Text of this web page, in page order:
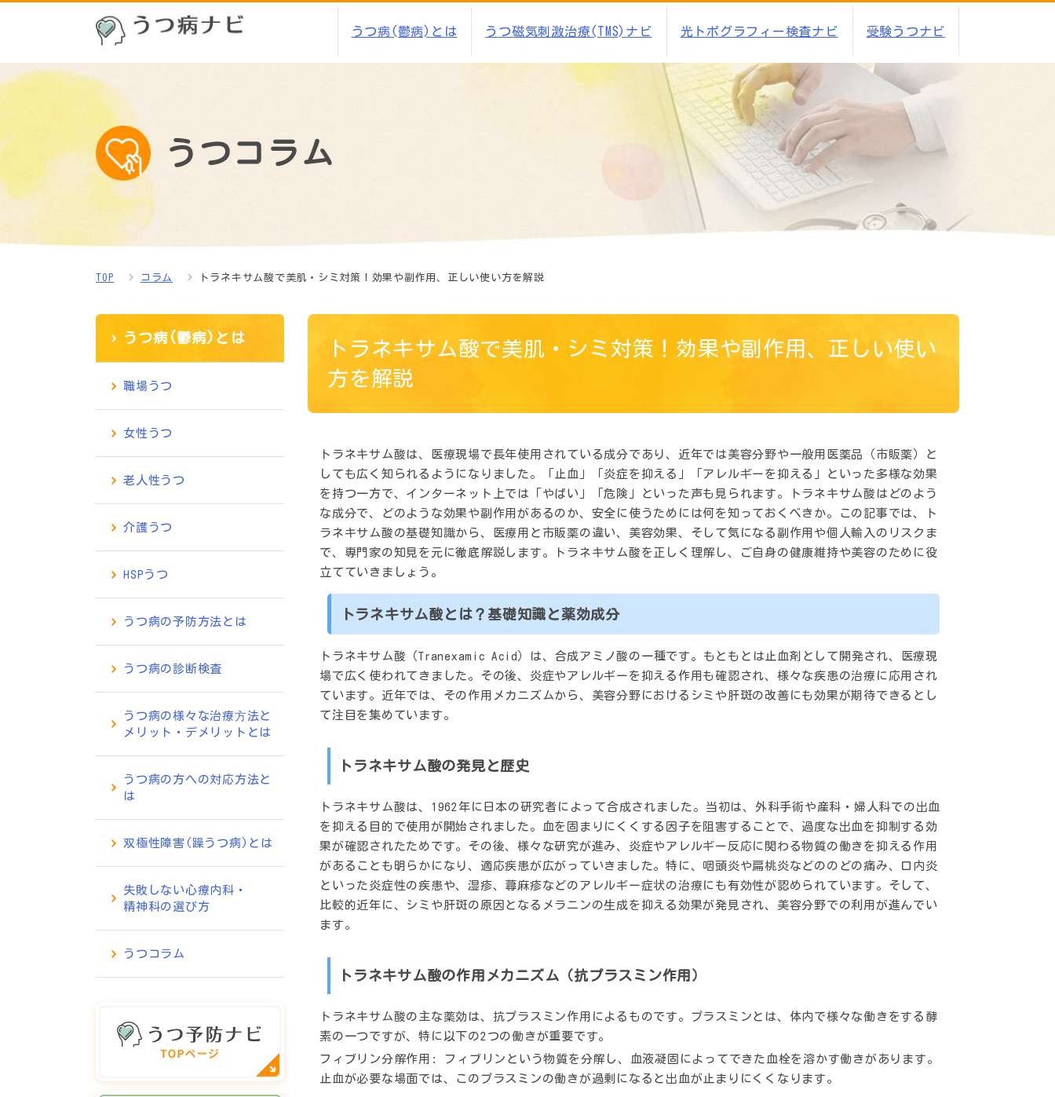
うつ病(鬱病)とは うつ磁気刺激治療(TMS)ナビ 光トポグラフィー検査ナビ 受験うつナビ
うつコラム
TOP コラム トラネキサム酸で美肌・シミ対策！効果や副作用、正しい使い方を解説
トラネキサム酸で美肌・シミ対策！効果や副作用、正しい使い
方を解説
トラネキサム酸は、医療現場で長年使用されている成分であり、近年では美容分野や一般用医薬品（市販薬）と
しても広く知られるようになりました。「止血」「炎症を抑える」「アレルギーを抑える」といった多様な効果
を持つ一方で、インターネット上では「やばい」「危険」といった声も見られます。トラネキサム酸はどのよう
な成分で、どのような効果や副作用があるのか、安全に使うためには何を知っておくべきか。この記事では、ト
ラネキサム酸の基礎知識から、医療用と市販薬の違い、美容効果、そして気になる副作用や個人輸入のリスクま
で、専門家の知見を元に徹底解説します。トラネキサム酸を正しく理解し、ご自身の健康維持や美容のために役
立てていきましょう。
トラネキサム酸とは？基礎知識と薬効成分
トラネキサム酸（Tranexamic Acid）は、合成アミノ酸の一種です。もともとは止血剤として開発され、医療現
場で広く使われてきました。その後、炎症やアレルギーを抑える作用も確認され、様々な疾患の治療に応用され
ています。近年では、その作用メカニズムから、美容分野におけるシミや肝斑の改善にも効果が期待できるとし
て注目を集めています。
トラネキサム酸の発見と歴史
トラネキサム酸は、1962年に日本の研究者によって合成されました。当初は、外科手術や産科・婦人科での出血
を抑える目的で使用が開始されました。血を固まりにくくする因子を阻害することで、過度な出血を抑制する効
果が確認されたためです。その後、様々な研究が進み、炎症やアレルギー反応に関わる物質の働きを抑える作用
があることも明らかになり、適応疾患が広がっていきました。特に、咽頭炎や扁桃炎などののどの痛み、口内炎
といった炎症性の疾患や、湿疹、蕁麻疹などのアレルギー症状の治療にも有効性が認められています。そして、
比較的近年に、シミや肝斑の原因となるメラニンの生成を抑える効果が発見され、美容分野での利用が進んでい
ます。
トラネキサム酸の作用メカニズム（抗プラスミン作用）
トラネキサム酸の主な薬効は、 抗プラスミン作用 によるものです。プラスミンとは、体内で様々な働きをする酵
素の一つですが、特に以下の2つの働きが重要です。
フィブリン分解作用:
フィブリンという物質を分解し、血液凝固によってできた血栓を溶かす働きがあります。
止血が必要な場面では、このプラスミンの働きが過剰になると出血が止まりにくくなります。
うつ病(鬱病)とは
職場うつ
女性うつ
老人性うつ
介護うつ
HSPうつ
うつ病の予防方法とは
うつ病の診断検査
うつ病の様々な治療⽅法と
メリット・デメリットとは
うつ病の方への対応方法と
は
双極性障害(躁うつ病)とは
失敗しない心療内科・
精神科の選び方
うつコラム